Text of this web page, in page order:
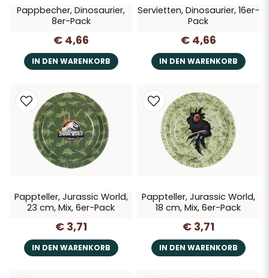
Pappbecher, Dinosaurier,
8er-Pack
€ 4,66
IN DEN WARENKORB
Servietten, Dinosaurier, 16er-
Pack
€ 4,66
IN DEN WARENKORB
Pappteller, Jurassic World,
23 cm, Mix, 6er-Pack
€ 3,71
IN DEN WARENKORB
Pappteller, Jurassic World,
18 cm, Mix, 6er-Pack
€ 3,71
IN DEN WARENKORB